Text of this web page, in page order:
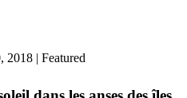
2018 | Featured